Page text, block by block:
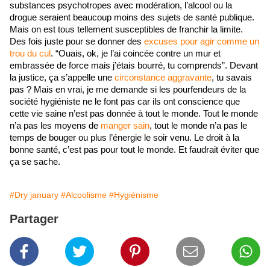
substances psychotropes avec modération, l’alcool ou la
drogue seraient beaucoup moins des sujets de santé publique.
Mais on est tous tellement susceptibles de franchir la limite.
Des fois juste pour se donner des excuses pour agir comme un
trou du cul . “Ouais, ok, je l’ai coincée contre un mur et
embrassée de force mais j’étais bourré, tu comprends”. Devant
la justice, ça s’appelle une circonstance aggravante, tu savais
pas ? Mais en vrai, je me demande si les pourfendeurs de la
société hygiéniste ne le font pas car ils ont conscience que
cette vie saine n’est pas donnée à tout le monde. Tout le monde
n’a pas les moyens de manger sain, tout le monde n’a pas le
temps de bouger ou plus l’énergie le soir venu. Le droit à la
bonne santé, c’est pas pour tout le monde. Et faudrait éviter que
ça se sache.
#Dry january #Alcoolisme #Hygiénisme
Partager